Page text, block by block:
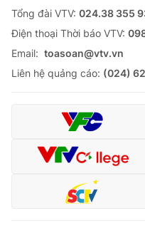
Tổng đài VTV: 024.38 355
Ðiện thoại Thời báo VTV:
Email: toasoan@vtv.vn
Liên hệ quảng cáo: (024)